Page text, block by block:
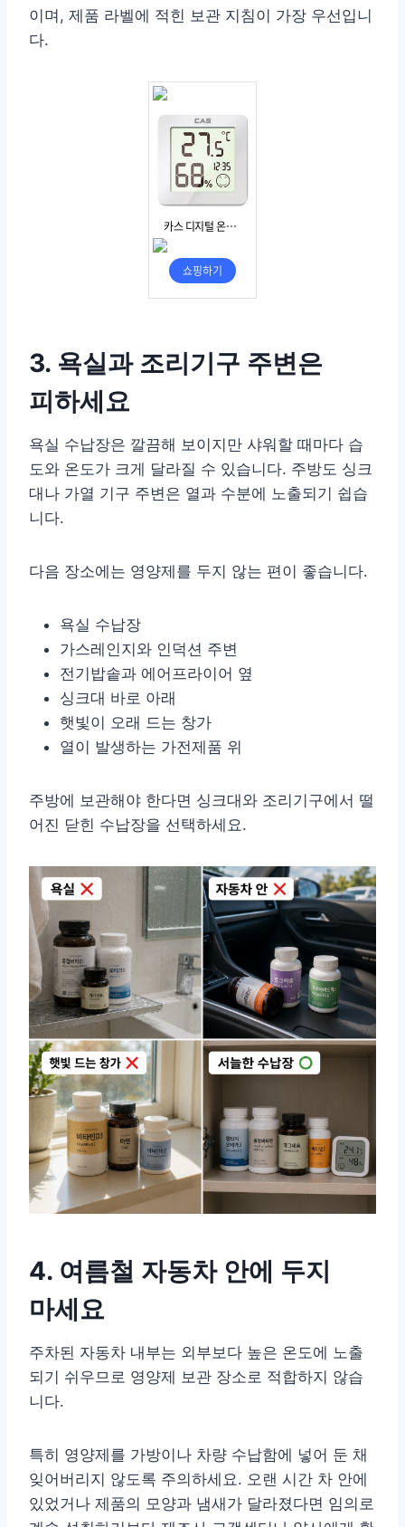
이며, 제품 라벨에 적힌 보관 지침이 가장 우선입니
다.
3. 욕실과 조리기구 주변은
피하세요
욕실 수납장은 깔끔해 보이지만 샤워할 때마다 습
도와 온도가 크게 달라질 수 있습니다. 주방도 싱크
대나 가열 기구 주변은 열과 수분에 노출되기 쉽습
니다.
다음 장소에는 영양제를 두지 않는 편이 좋습니다.
욕실 수납장
가스레인지와 인덕션 주변
전기밥솥과 에어프라이어 옆
싱크대 바로 아래
햇빛이 오래 드는 창가
열이 발생하는 가전제품 위
주방에 보관해야 한다면 싱크대와 조리기구에서 떨
어진 닫힌 수납장을 선택하세요.
4. 여름철 자동차 안에 두지
마세요
주차된 자동차 내부는 외부보다 높은 온도에 노출
되기 쉬우므로 영양제 보관 장소로 적합하지 않습
니다.
특히 영양제를 가방이나 차량 수납함에 넣어 둔 채
잊어버리지 않도록 주의하세요. 오랜 시간 차 안에
있었거나 제품의 모양과 냄새가 달라졌다면 임의로